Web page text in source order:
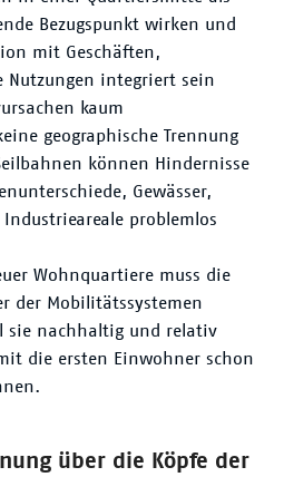
Bezugspunkt wirken und
mit Geschäften,
Nutzungen integriert sein
kaum
geographische Trennung
können Hindernisse
Gewässer,
problemlos
Wohnquartiere muss die
der Mobilitätssystemen
sie nachhaltig und relativ
die ersten Einwohner schon
über die Köpfe der